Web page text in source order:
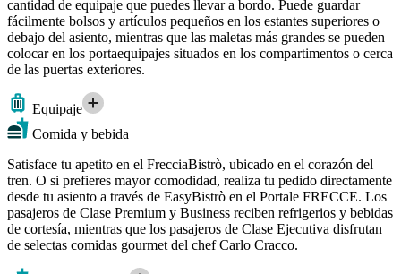
cantidad de equipaje que puedes llevar a bordo. Puede guardar
fácilmente bolsos y artículos pequeños en los estantes superiores o
debajo del asiento, mientras que las maletas más grandes se pueden
colocar en los portaequipajes situados en los compartimentos o cerca
de las puertas exteriores.
Equipaje
Comida y bebida
Satisface tu apetito en el FrecciaBistrò, ubicado en el corazón del
tren. O si prefieres mayor comodidad, realiza tu pedido directamente
desde tu asiento a través de EasyBistrò en el Portale FRECCE. Los
pasajeros de Clase Premium y Business reciben refrigerios y bebidas
de cortesía, mientras que los pasajeros de Clase Ejecutiva disfrutan
de selectas comidas gourmet del chef Carlo Cracco.